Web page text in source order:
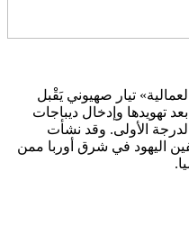
تيار صهيوني يَقْبل
تهويدها وإدخال ديباجات
الأولى. وقد نشأت
اليهود في شرق أوربا ممن